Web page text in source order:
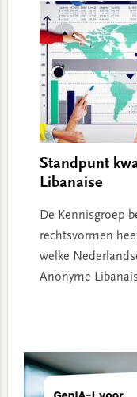
Standpunt
Libanaise
De Kennisgroep
rechtsvormen
welke
Anonyme
Sidebar